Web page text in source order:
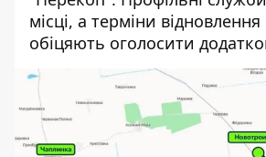
місці, а терміни відновлення
обіцяють оголосити